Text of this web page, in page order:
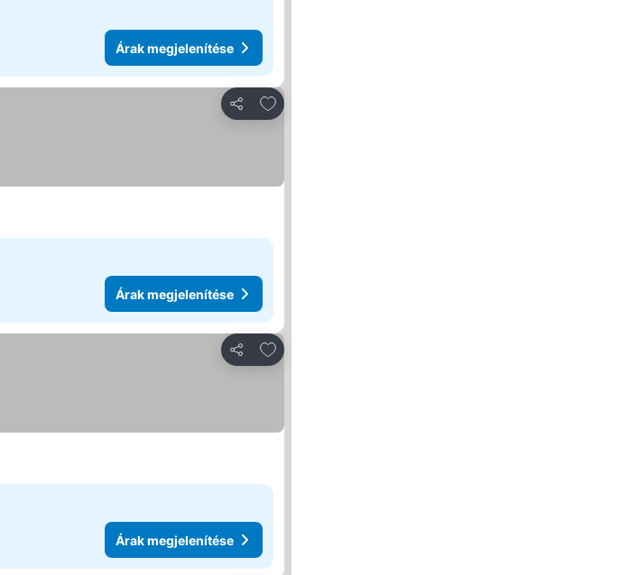
Árak megjelenítése
Megosztás
Hozzáadás a kedvencekhez
Árak megjelenítése
Megosztás
Hozzáadás a kedvencekhez
Árak megjelenítése